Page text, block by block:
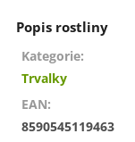
Kategorie:
Trvalky
EAN:
8590545119463